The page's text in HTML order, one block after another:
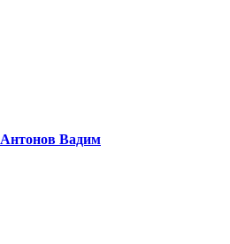
Антонов Вадим